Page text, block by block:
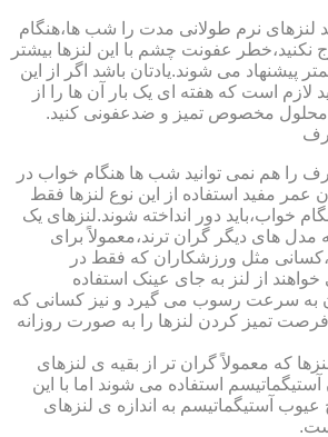
لنزهای نرم طولانی مدت را شب ها،هنگام
عفونت چشم با این لنزها بیشتر
پیشنهاد می شوند.یادتان باشد اگر از این
لازم است که هفته ای یک بار آن ها را از
محلول مخصوص تمیز و ضدعفونی کنید.
را هم نمی توانید شب ها هنگام خواب در
عمر مفید استفاده از این نوع لنزها فقط
خواب،باید دور انداخته شوند.لنزهای یک
های دیگر گران ترند،معمولاً برای
مثل ورزشکاران که فقط در
از لنز به جای عینک استفاده
به سرعت رسوب می گیرد و نیز کسانی که
تمیز کردن لنزها را به صورت روزانه
که معمولاً گران تر از بقیه ی لنزهای
استفاده می شوند اما با این
عیوب آستیگماتیسم به اندازه ی لنزهای